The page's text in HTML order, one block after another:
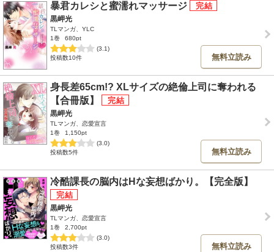
暴君カレシと蜜濡れマッサージ
黒岬光
TLマンガ、YLC
1巻
680pt
(3.1)
投稿数10件
無料立読み
身長差65cm!? XLサイズの絶倫上司に奪われる
【合冊版】
黒岬光
TLマンガ、恋愛宣言
1巻
1,150pt
(3.0)
投稿数5件
無料立読み
冷酷課長の脳内はHな妄想ばかり。【完全版】
黒岬光
TLマンガ、恋愛宣言
1巻
2,700pt
(3.0)
投稿数3件
無料立読み